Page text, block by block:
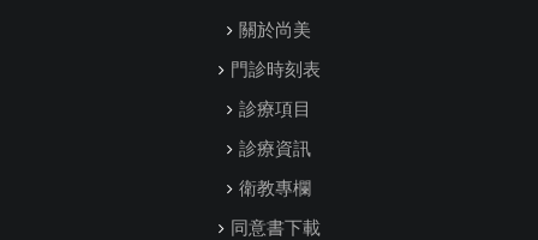
關於尚美
門診時刻表
診療項目
診療資訊
衛教專欄
同意書下載